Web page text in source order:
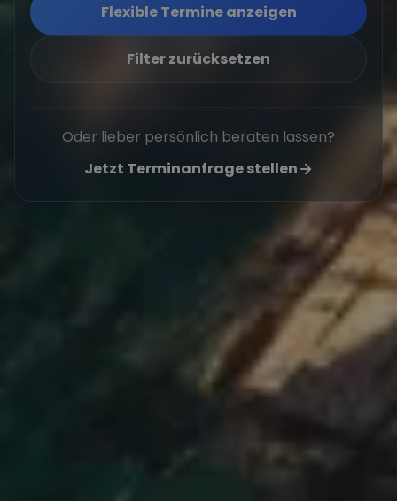
Flexible Termine anzeigen
Filter zurücksetzen
Oder lieber persönlich beraten lassen?
Jetzt Terminanfrage stellen